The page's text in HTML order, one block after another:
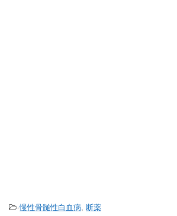
-慢性骨髄性白血病, 断薬